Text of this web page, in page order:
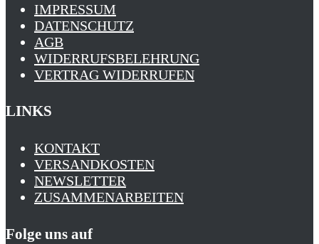
IMPRESSUM
DATENSCHUTZ
AGB
WIDERRUFSBELEHRUNG
VERTRAG WIDERRUFEN
LINKS
KONTAKT
VERSANDKOSTEN
NEWSLETTER
ZUSAMMENARBEITEN
Folge uns auf